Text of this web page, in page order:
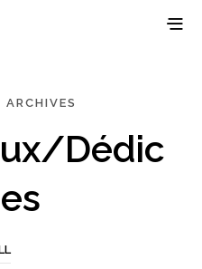
ARCHIVES
Dédic